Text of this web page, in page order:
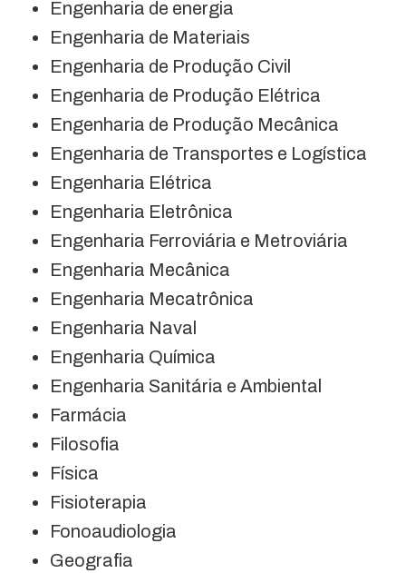
Engenharia de energia
Engenharia de Materiais
Engenharia de Produção Civil
Engenharia de Produção Elétrica
Engenharia de Produção Mecânica
Engenharia de Transportes e Logística
Engenharia Elétrica
Engenharia Eletrônica
Engenharia Ferroviária e Metroviária
Engenharia Mecânica
Engenharia Mecatrônica
Engenharia Naval
Engenharia Química
Engenharia Sanitária e Ambiental
Farmácia
Filosofia
Física
Fisioterapia
Fonoaudiologia
Geografia